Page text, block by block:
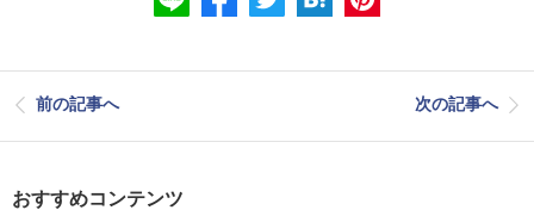
前の記事へ 次の記事へ
おすすめコンテンツ